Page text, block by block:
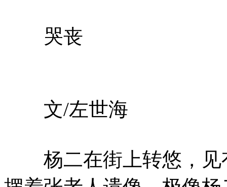
哭丧
文/左世海
杨二在街上转悠，见